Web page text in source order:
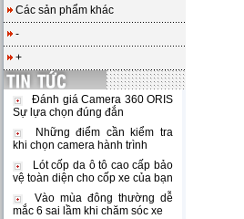
Các sản phẩm khác
-
+
Đánh giá Camera 360 ORIS
Sự lựa chọn đúng đắn
Những điểm cần kiểm tra
khi chọn camera hành trình
Lót cốp da ô tô cao cấp bảo
vệ toàn diện cho cốp xe của bạn
Vào mùa đông thường dễ
mắc 6 sai lầm khi chăm sóc xe